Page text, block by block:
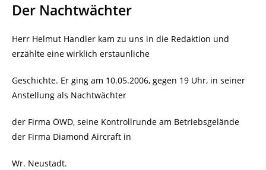
Der Nachtwächter
Herr Helmut Handler kam zu uns in die Redaktion und
erzählte eine wirklich erstaunliche
Geschichte. Er ging am 10.05.2006, gegen 19 Uhr, in seiner
Anstellung als Nachtwächter
der Firma ÖWD, seine Kontrollrunde am Betriebsgelände
der Firma Diamond Aircraft in
Wr. Neustadt.